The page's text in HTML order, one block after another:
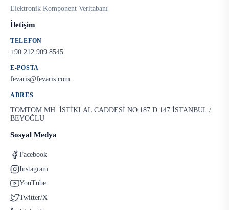
Elektronik Komponent Veritabanı
İletişim
TELEFON
+90 212 909 8545
E-POSTA
fevaris@fevaris.com
ADRES
TOMTOM MH. İSTİKLAL CADDESİ NO:187 D:147 İSTANBUL /
BEYOĞLU
Sosyal Medya
Facebook
Instagram
YouTube
Twitter/X